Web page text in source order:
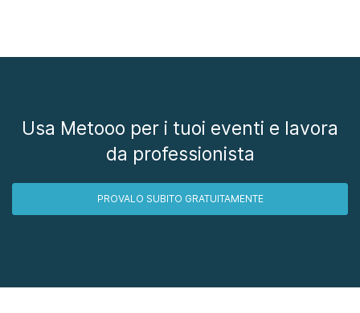
Usa Metooo per i tuoi eventi e lavora
da professionista
PROVALO SUBITO GRATUITAMENTE